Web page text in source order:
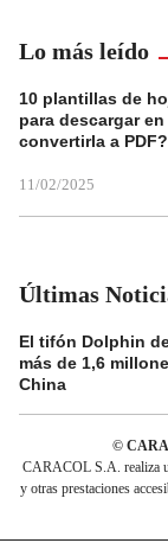
Lo más leído
10 plantillas de
para descargar
convertirla a PDF?
11/02/2025
Últimas
El tifón Dolphin
más de 1,6
China
©
CARACOL S.A. realiza
y otras prestaciones